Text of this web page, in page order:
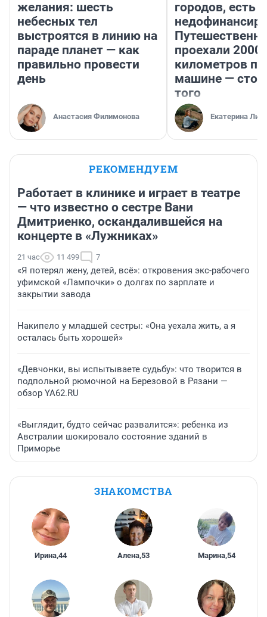
желания: шесть
небесных тел
выстроятся в линию на
параде планет — как
правильно провести
день
Анастасия Филимонова
городов, есть
проехали 2000
километров по
машине —
того
Екатерина
РЕКОМЕНДУЕМ
Работает в клинике и играет в театре
— что известно о сестре Вани
Дмитриенко, оскандалившейся на
концерте в «Лужниках»
21 час 11 499 7
«Я потерял жену, детей, всё»: откровения экс-рабочего
уфимской «Лампочки» о долгах по зарплате и
закрытии завода
Накипело у младшей сестры: «Она уехала жить, а я
осталась быть хорошей»
«Девчонки, вы испытываете судьбу»: что творится в
подпольной рюмочной на Березовой в Рязани —
обзор YA62.RU
«Выглядит, будто сейчас развалится»: ребенка из
Австралии шокировало состояние зданий в
Приморье
ЗНАКОМСТВА
Ирина,44 Алена,53 Марина,54